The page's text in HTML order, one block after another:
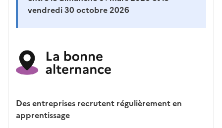
vendredi 30 octobre 2026
Des entreprises recrutent régulièrement en
apprentissage